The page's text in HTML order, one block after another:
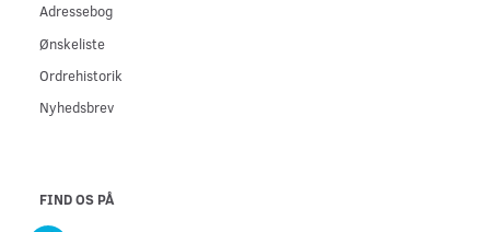
Adressebog
Ønskeliste
Ordrehistorik
Nyhedsbrev
FIND OS PÅ